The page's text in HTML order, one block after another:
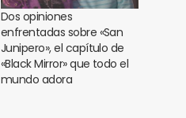
Dos opiniones
enfrentadas sobre «San
Junipero», el capítulo de
«Black Mirror» que todo el
mundo adora